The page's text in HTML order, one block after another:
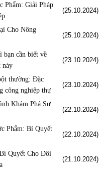
Phẩm: Giải Pháp
(25.10.2024)
Cho Nông
(25.10.2024)
bạn cần biết về
này
(23.10.2024)
thường: Đặc
công nghiệp thự
(23.10.2024)
Khám Phá Sự
(22.10.2024)
Phẩm: Bí Quyết
(22.10.2024)
Quyết Cho Đôi
(21.10.2024)